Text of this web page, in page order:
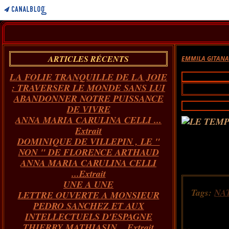
ARTICLES RÉCENTS
LA FOLIE TRANQUILLE DE LA JOIE
: TRAVERSER LE MONDE SANS LUI
ABANDONNER NOTRE PUISSANCE
DE VIVRE
ANNA MARIA CARULINA CELLI ...
Extrait
DOMINIQUE DE VILLEPIN , LE "
NON " DE FLORENCE ARTHAUD
ANNA MARIA CARULINA CELLI
...Extrait
UNE A UNE
LETTRE OUVERTE A MONSIEUR
PEDRO SANCHEZ ET AUX
INTELLECTUELS D'ESPAGNE
EMMILA GITANA
Tags: